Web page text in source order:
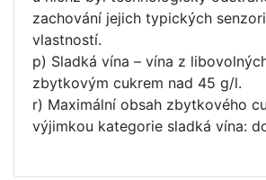
zachování jejich typických
vlastností.
p) Sladká vína – vína z
zbytkovým cukrem nad 45 g/l.
r) Maximální obsah zbytkového
výjimkou kategorie sladká vína: